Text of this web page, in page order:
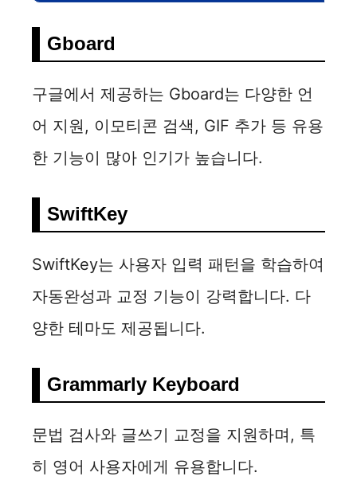
Gboard
구글에서 제공하는 Gboard는 다양한 언
어 지원, 이모티콘 검색, GIF 추가 등 유용
한 기능이 많아 인기가 높습니다.
SwiftKey
SwiftKey는 사용자 입력 패턴을 학습하여
자동완성과 교정 기능이 강력합니다. 다
양한 테마도 제공됩니다.
Grammarly Keyboard
문법 검사와 글쓰기 교정을 지원하며, 특
히 영어 사용자에게 유용합니다.